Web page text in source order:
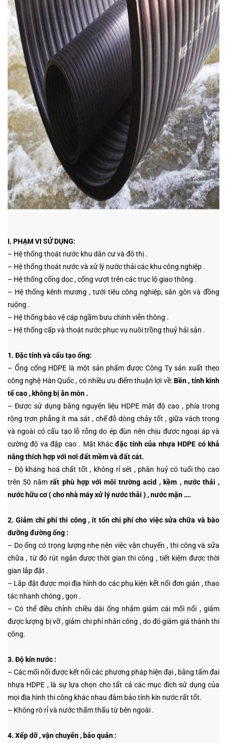
I. PHẠM VI SỬ DỤNG:
– Hệ thống thoát nước khu dân cư và đô thị .
– Hệ thống thoát nước và xử lý nước thải các khu công nghiệp .
– Hệ thống cống dọc , cống vượt trên các trục lộ giao thông .
– Hệ thống kênh mương , tưới tiêu công nghiệp, sân gôn và đồng
ruộng .
– Hệ thống bảo vệ cáp ngầm bưu chính viễn thông .
– Hệ thống cấp và thoát nước phục vụ nuôi trồng thuỷ hải sản .
1. Đặc tính và cấu tạo ống:
– Ống cống HDPE là một sản phẩm được Công Ty sản xuất theo
công nghệ Hàn Quốc , có nhiều ưu điểm thuận lợi về:Bền , tính kinh
tế cao , không bị ăn mòn .
– Được sử dụng bằng nguyện liệu HDPE mật độ cao , phía trong
rộng trơn phẳng ít ma sát , chế đỗ dòng chảy tốt , giữa vách trong
và ngoài có cấu tạo lỗ rỗng do ép đùn nên chịu được ngoại áp và
cường độ va đập cao . Mặt khácđặc tính của nhựa HDPE có khả
năng thích hợp với nơi đất mềm và đất cát.
– Độ kháng hoá chất tốt , không rỉ sét , phân huỷ có tuổi thọ cao
trên 50 năm rất phù hợp với môi trường acid , kềm , nước thải ,
nước hữu cơ ( cho nhà máy xử lý nước thải ) , nước mặn ….
2. Giảm chi phí thi công , ít tốn chi phí cho việc sửa chữa và bào
dưỡng đường ống :
– Do ống có trọng lượng nhẹ nên việc vận chuyển , thi công và sửa
chữa , từ đó rút ngắn được thời gian thi công , tiết kiệm được thời
gian lắp đặt .
– Lắp đặt được mọi địa hình do các phụ kiện kết nối đơn giản , thao
tác nhanh chóng , gọn .
– Có thể điều chỉnh chiều dài ống nhằm giảm cái mối nối , giảm
được lượng bị vỡ , giảm chi phí nhân công , do đó giảm giá thành thi
công.
3. Độ kín nước :
– Các mối nối được kết nối các phương pháp hiện đại , bằng tấm đai
nhựa HDPE , là sự lựa chọn cho tất cả các mục đích sử dụng của
mọi địa hình thi công khác nhau đảm bảo tính kín nước rất tốt.
– Không rò rỉ và nước thẩm thấu từ bên ngoài .
4. Xếp dỡ , vận chuyển , bảo quản :